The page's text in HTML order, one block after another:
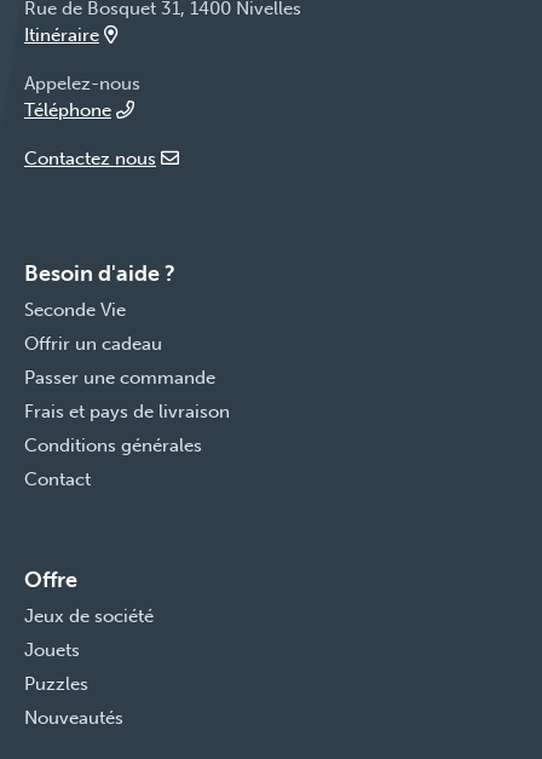
Rue de Bosquet 31, 1400 Nivelles
Itinéraire
Appelez-nous
Téléphone
Contactez nous
Besoin d'aide ?
Seconde Vie
Offrir un cadeau
Passer une commande
Frais et pays de livraison
Conditions générales
Contact
Offre
Jeux de société
Jouets
Puzzles
Nouveautés